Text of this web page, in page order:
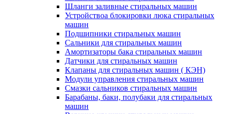
Шланги заливные стиральных машин
Устройствоа блокировки люка стиральных
машин
Подшипники стиральных машин
Сальники для стиральных машин
Амортизаторы бака стиральных машин
Датчики для стиральных машин
Клапаны для стиральных машин ( КЭН)
Модули управления стиральных машин
Смазки сальников стиральных машин
Барабаны, баки, полубаки для стиральных
машин